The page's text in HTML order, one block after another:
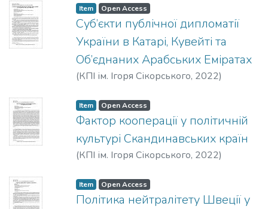
Item Open Access
Суб’єкти публічної дипломатії
України в Катарі, Кувейті та
Об’єднаних Арабських Еміратах
(КПІ ім. Ігоря Сікорського, 2022)
Item Open Access
Фактор кооперації у політичній
культурі Скандинавських країн
(КПІ ім. Ігоря Сікорського, 2022)
Item Open Access
Політика нейтралітету Швеції у